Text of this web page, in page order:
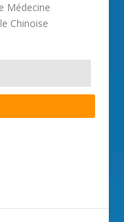
Médecine
Chinoise